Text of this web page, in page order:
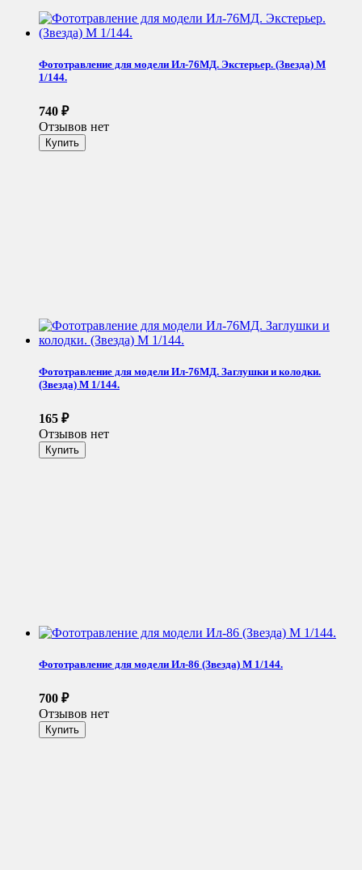
Фототравление для модели Ил-76МД. Экстерьер. (Звезда) М
1/144.
740 ₽
Отзывов нет
Фототравление для модели Ил-76МД. Заглушки и колодки.
(Звезда) М 1/144.
165 ₽
Отзывов нет
Фототравление для модели Ил-86 (Звезда) М 1/144.
700 ₽
Отзывов нет